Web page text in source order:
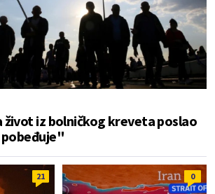
život iz bolničkog kreveta poslao
21 0